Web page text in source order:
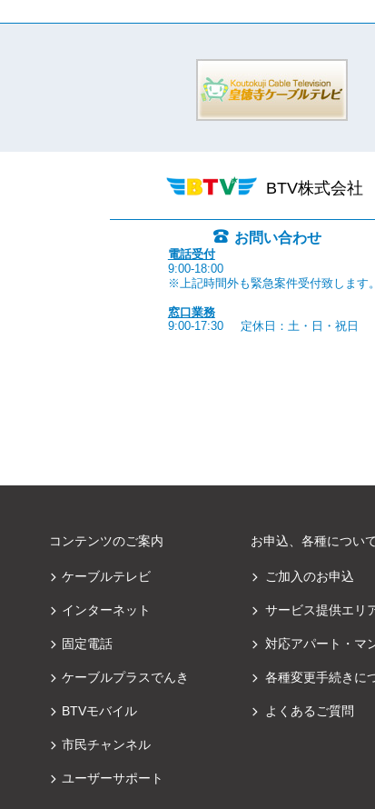
BTV株式会社
お問い合わせ
電話受付
9:00-18:00
※上記時間外も緊急案件受付致します。
窓口業務
9:00-17:30
定休日：土・日・祝日
コンテンツのご案内
ケーブルテレビ
インターネット
固定電話
ケーブルプラスでんき
BTVモバイル
市民チャンネル
ユーザーサポート
お申込、各種について
ご加入のお申込
サービス提供エリ
対応アパート・マ
各種変更手続きに
よくあるご質問